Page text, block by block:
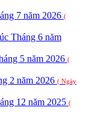
7 năm 2026 (
Tháng 6 năm
5 năm 2026 (
2 năm 2026 ( Ngày
12 năm 2025 (